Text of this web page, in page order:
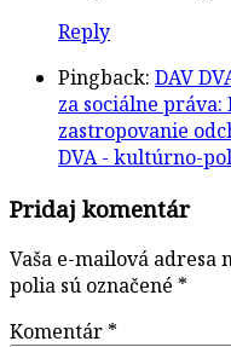
Reply
Pingback: DAV
za sociálne práva:
zastropovanie
DVA - kultúrno-
Pridaj komentár
Vaša e-mailová adresa
polia sú označené *
Komentár *